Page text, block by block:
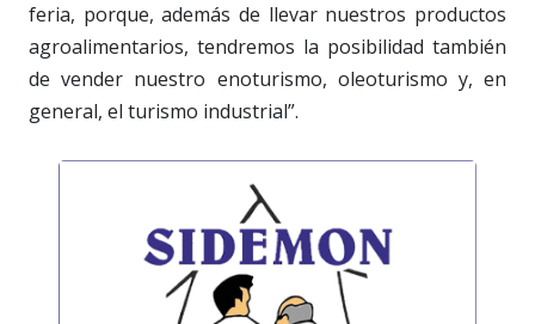
feria, porque, además de llevar nuestros productos
agroalimentarios, tendremos la posibilidad también
de vender nuestro enoturismo, oleoturismo y, en
general, el turismo industrial”.